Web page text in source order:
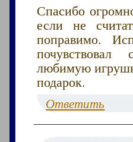
Спасибо
если не
поправимо.
любимую
подарок.
Ответить